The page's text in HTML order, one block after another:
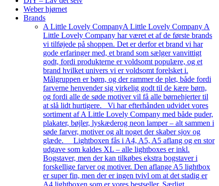
Weber hjørnet
Brands
A Little Lovely CompanyA Little Lovely Company A
Little Lovely Company har været et af de første brands
vi tilføjede på shoppen. Det er derfor et brand vi har
gode erfaringer med, et brand som sælger vanvittigt
godt, fordi produkterne er voldsomt populære, og et
brand hvilket univers vi er voldsomt forelsket i.
Målgruppen er børn, og der rammer de plet, både fordi
farverne henvender sig virkelig godt til de kære børn,
og fordi alle de søde motiver vil få alle børnehjerter til
at slå lidt hurtigere. Vi har efterhånden udvidet vores
sortiment af A Little Lovely Company med både puder,
plakater, bøjler, lyskæderog neon lamper – alt sammen i
søde farver, motiver og alt noget der skaber sjov og
glæde. Lightboxen fås i A4, A5, A5 aflang og en stor
udgave som kaldes XL – alle lightboxes er inkl.
Bogstaver, men der kan tilkøbes ekstra bogstaver i
forskellige farver og motiver. Den aflange A5 lightbox
er super fin, men der er ingen tvivl om at det stadig er
A4 lightboxen som er vores bestseller. Særligt